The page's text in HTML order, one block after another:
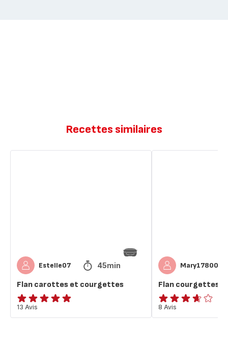
Recettes similaires
Estelle07 45min
Flan carottes et courgettes
ratings.4.8
13 Avis
Mary17800
Flan courgettes
ratings.3.6
8 Avis